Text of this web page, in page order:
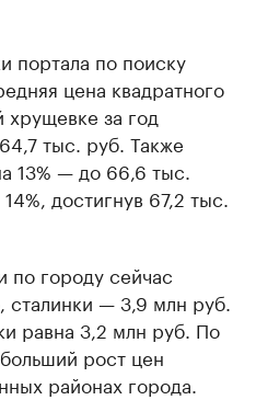
портала по поиску
цена квадратного
за год
тыс. руб. Также
13% — до 66,6 тыс.
достигнув 67,2 тыс.
по городу сейчас
сталинки — 3,9 млн руб.
равна 3,2 млн руб. По
рост цен
районах города.